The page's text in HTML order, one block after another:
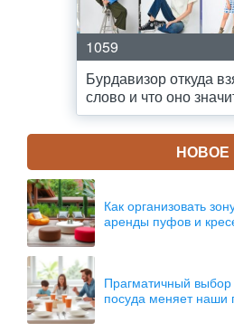
1059
Бурдавизор откуда
слово и что оно
НОВОЕ
Как организовать
аренды пуфов и
Прагматичный выбор
посуда меняет наши